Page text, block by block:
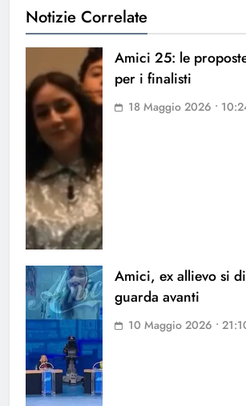
Notizie Correlate
Amici 25: le
per i finalisti
18 Maggio 2026 •
Amici, ex allievo si
guarda avanti
10 Maggio 2026 •